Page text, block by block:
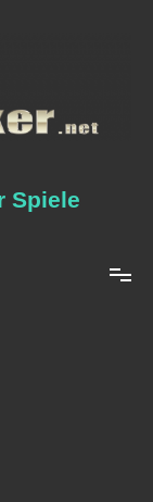
Spiele